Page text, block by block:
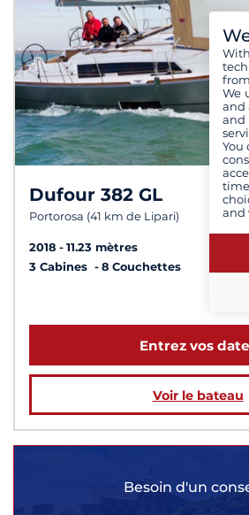
Dufour 382 GL
Portorosa (41 km de Lipari)
2018
11.23 mètres
3 Cabines
8 Couchettes
Entrez vos
Voir le bateau
Besoin d'un
We
and
and
You
and